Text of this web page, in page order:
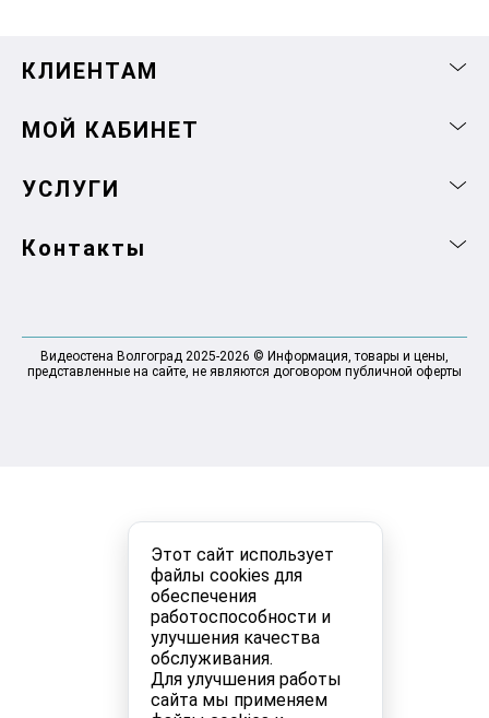
Этот сайт использует
файлы cookies для
обеспечения
работоспособности и
улучшения качества
обслуживания.
Для улучшения работы
сайта мы применяем
КЛИЕНТАМ
МОЙ КАБИНЕТ
УСЛУГИ
Контакты
Видеостена Волгоград 2025-2026 © Информация, товары и цены,
представленные на сайте, не являются договором публичной оферты